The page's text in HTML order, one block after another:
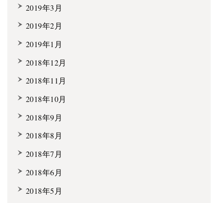
2019年3月
2019年2月
2019年1月
2018年12月
2018年11月
2018年10月
2018年9月
2018年8月
2018年7月
2018年6月
2018年5月